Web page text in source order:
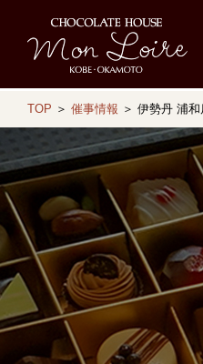
TOP ＞ 催事情報 ＞ 伊勢丹 浦